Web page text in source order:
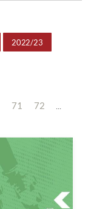
2022/23
71 72 ...